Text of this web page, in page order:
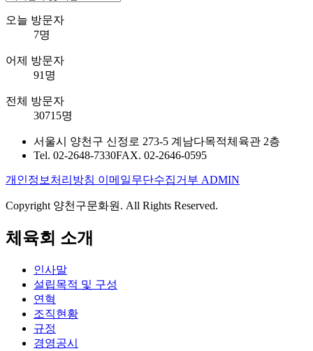
오늘 방문자
7명
어제 방문자
91명
전체 방문자
30715명
서울시 양천구 신정로 273-5 계남다목적체육관 2층
Tel. 02-2648-7330FAX. 02-2646-0595
개인정보처리방침 이메일무단수집거부 ADMIN
Copyright 양천구문화원. All Rights Reserved.
체육회 소개
인사말
설립목적 및 구성
연혁
조직현황
규정
경영공시